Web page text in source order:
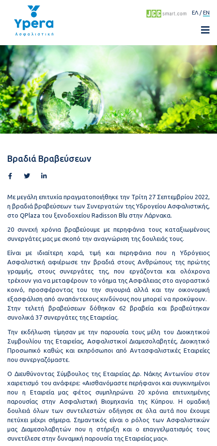
ΕΛ EN
Βραδιά Βραβεύσεων
Με μεγάλη επιτυχία πραγματοποιήθηκε την Τρίτη 27 Σεπτεμβρίου 2022,
η βραδιά βραβεύσεων των Συνεργατών της Υδρογείου Ασφαλιστικής,
στο QPlaza του ξενοδοχείου Radisson Blu στην Λάρνακα.
20 συνεχή χρόνια βραβεύουμε με περηφάνια τους καταξιωμένους
συνεργάτες μας με σκοπό την αναγνώριση της δουλειάς τους.
Είναι με ιδιαίτερη χαρά, τιμή και περηφάνια που η Υδρόγειος
Ασφαλιστική αφιέρωσε την βραδιά στους Ανθρώπους της πρώτης
γραμμής, στους συνεργάτες της, που εργάζονται και ολόχρονα
τρέχουν για να μεταφέρουν το νόημα της Ασφάλειας στο αγοραστικό
κοινό, προσφέροντας του την σιγουριά αλλά και την οικονομική
εξασφάλιση από αναπάντεχους κινδύνους που μπορεί να προκύψουν.
Στην τελετή βραβεύσεων δόθηκαν 62 βραβεία και βραβεύτηκαν
συνολικά 37 συνεργάτες της Εταιρείας.
Την εκδήλωση τίμησαν με την παρουσία τους μέλη του Διοικητικού
Συμβουλίου της Εταιρείας, Ασφαλιστικοί Διαμεσολαβητές, Διοικητικό
Προσωπικό καθώς και εκπρόσωποι από Αντασφαλιστικές Εταιρείες
που συνεργαζόμαστε.
Ο Διευθύνοντας Σύμβουλος της Εταιρείας Δρ. Νάκης Αντωνίου στον
χαιρετισμό του ανάφερε: «Αισθανόμαστε περήφανοι και συγκινημένοι
που η Εταιρεία μας φέτος συμπληρώνει 20 χρόνια επιτυχημένης
παρουσίας στην Ασφαλιστική Βιομηχανία της Κύπρου. Η ομαδική
δουλειά όλων των συντελεστών οδήγησε σε όλα αυτά που έχουμε
πετύχει μέχρι σήμερα. Σημαντικός είναι ο ρόλος των Ασφαλιστικών
μας Διαμεσολαβητών που η στήριξη και ο επαγγελματισμός τους
συνετέλεσε στην δυναμική παρουσία της Εταιρείας μας».